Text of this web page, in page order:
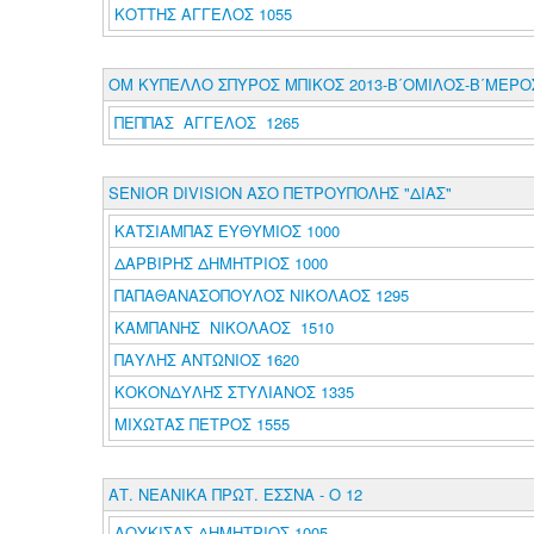
ΚΟΤΤΗΣ ΑΓΓΕΛΟΣ 1055
ΟΜ ΚΥΠΕΛΛΟ ΣΠΥΡΟΣ ΜΠΙΚΟΣ 2013-Β΄ΟΜΙΛΟΣ-
ΠΕΠΠΑΣ ΑΓΓΕΛΟΣ 1265
SENIOR DIVISION ΑΣΟ ΠΕΤΡΟΥΠΟΛΗΣ "ΔΙΑΣ"
ΚΑΤΣΙΑΜΠΑΣ ΕΥΘΥΜΙΟΣ 1000
ΔΑΡΒΙΡΗΣ ΔΗΜΗΤΡΙΟΣ 1000
ΠΑΠΑΘΑΝΑΣΟΠΟΥΛΟΣ ΝΙΚΟΛΑΟΣ 1295
ΚΑΜΠΑΝΗΣ ΝΙΚΟΛΑΟΣ 1510
ΠΑΥΛΗΣ ΑΝΤΩΝΙΟΣ 1620
ΚΟΚΟΝΔΥΛΗΣ ΣΤΥΛΙΑΝΟΣ 1335
ΜΙΧΩΤΑΣ ΠΕΤΡΟΣ 1555
ΑΤ. ΝΕΑΝΙΚΑ ΠΡΩΤ. ΕΣΣΝΑ - Ο 12